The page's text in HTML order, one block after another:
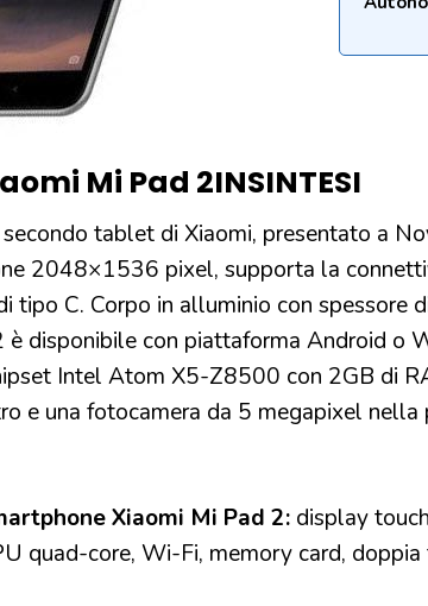
Mi Pad 2INSINTESI
tablet di Xiaomi, presentato a
2048×1536 pixel, supporta la
tipo C. Corpo in alluminio con spessore
è disponibile con piattaforma Android o
Intel Atom X5-Z8500 con 2GB di
e una fotocamera da 5 megapixel
Xiaomi Mi Pad 2: display
quad-core, Wi-Fi, memory card,